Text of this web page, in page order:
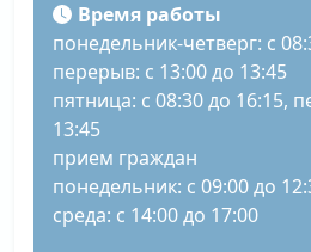
Время работы
понедельник-четверг: с
перерыв: с 13:00 до 13:45
пятница: с 08:30 до 16:15,
13:45
прием граждан
понедельник: с 09:00 до
среда: с 14:00 до 17:00